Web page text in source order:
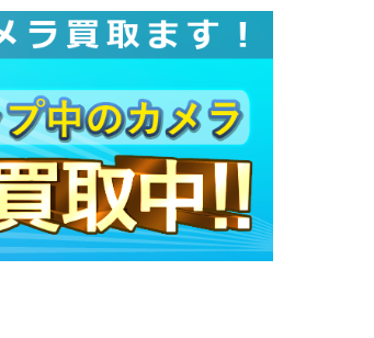
2021/08/06 14:31:01
囲気も感じが良く、また利